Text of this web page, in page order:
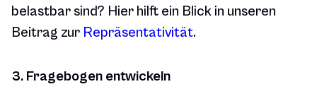
belastbar sind? Hier hilft ein Blick in unseren
Beitrag zur Repräsentativität.
3. Fragebogen entwickeln